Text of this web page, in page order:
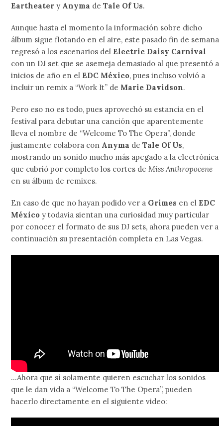
Eartheatery Anyma deTale Of Us.
Aunque hasta el momento la información sobre dicho
álbum sigue flotando en el aire, este pasado fin de semana
regresó a los escenarios del Electric Daisy Carnival
con un DJ set que se asemeja demasiado al que presentó a
inicios de año en el EDC México, pues incluso volvió a
incluir un remix a “Work It” de Marie Davidson.
Pero eso no es todo, pues aprovechó su estancia en el
festival para debutar una canción que aparentemente
lleva el nombre de “Welcome To The Opera”, donde
justamente colabora con Anyma deTale Of Us,
mostrando un sonido mucho más apegado a la electrónica
que cubrió por completo los cortes de Miss Anthropocene
en su álbum de remixes.
En caso de que no hayan podido ver a Grimes en el EDC
México y todavia sientan una curiosidad muy particular
por conocer el formato de sus DJ sets, ahora pueden ver a
continuación su presentación completa en Las Vegas.
…Ahora que sí solamente quieren escuchar los sonidos
que le dan vida a “Welcome To The Opera”, pueden
hacerlo directamente en el siguiente video: